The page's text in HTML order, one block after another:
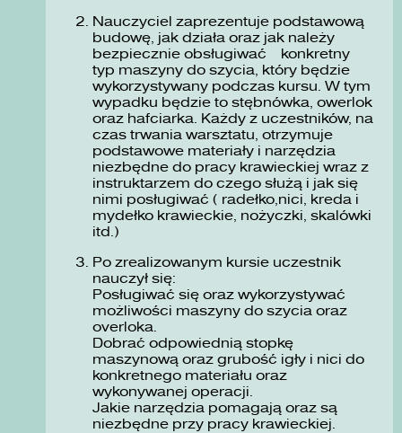
Nauczyciel zaprezentuje podstawową
budowę, jak działa oraz jak należy
bezpiecznie obsługiwać konkretny
typ maszyny do szycia, który będzie
wykorzystywany podczas kursu. W tym
wypadku będzie to stębnówka, owerlok
oraz hafciarka. Każdy z uczestników, na
czas trwania warsztatu, otrzymuje
podstawowe materiały i narzędzia
niezbędne do pracy krawieckiej wraz z
instruktarzem do czego służą i jak się
nimi posługiwać ( radełko,nici, kreda i
mydełko krawieckie, nożyczki, skalówki
itd.)
Po zrealizowanym kursie uczestnik
nauczył się:
Posługiwać się oraz wykorzystywać
możliwości maszyny do szycia oraz
overloka.
Dobrać odpowiednią stopkę
maszynową oraz grubość igły i nici do
konkretnego materiału oraz
wykonywanej operacji.
Jakie narzędzia pomagają oraz są
niezbędne przy pracy krawieckiej.